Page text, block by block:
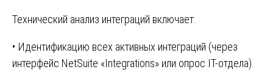
Технический анализ интеграций включает:
• Идентификацию всех активных интеграций (через
интерфейс NetSuite «Integrations» или опрос IT-отдела).